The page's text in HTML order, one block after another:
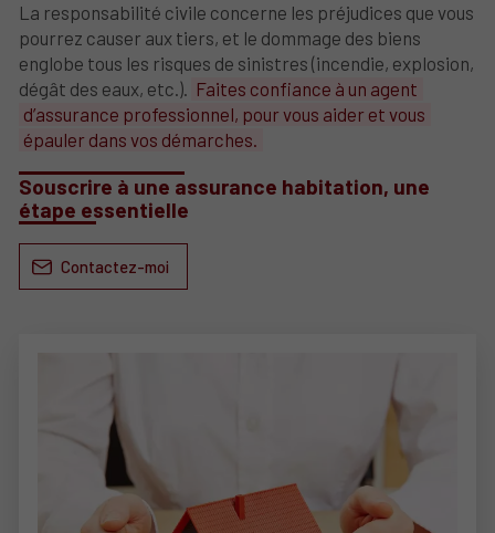
La responsabilité civile concerne les préjudices que vous
pourrez causer aux tiers, et le dommage des biens
englobe tous les risques de sinistres (incendie, explosion,
dégât des eaux, etc.). Faites confiance à un agent
d’assurance professionnel, pour vous aider et vous
épauler dans vos démarches.
Souscrire à une assurance habitation, une
étape essentielle
Contactez-moi